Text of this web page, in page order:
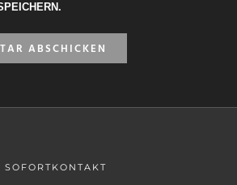
SOFORTKONTAKT